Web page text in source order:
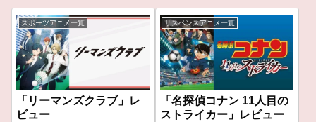
メ」特集ア
ニメコラム
メ」アニメ
コラム #私を
構成する5つ
のアニメ
メ映画興行
収入ワース
トランキン
グ【平成
版】
ト」レビ
スポーツアニメ一覧
「リーマンズクラブ」レ
ビュー
サスペンスアニメ一覧
「名探偵コナン 11人目の
ストライカー」レビュー